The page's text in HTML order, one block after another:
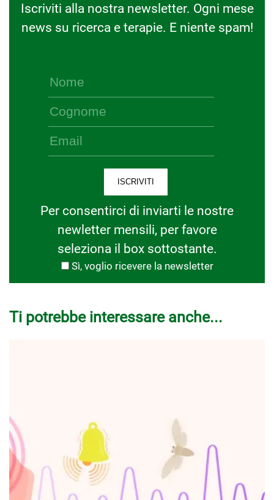
Iscriviti alla nostra newsletter. Ogni mese
news su ricerca e terapie. E niente spam!
Per consentirci di inviarti le nostre
newletter mensili, per favore
seleziona il box sottostante.
Sì, voglio ricevere la newsletter
Ti potrebbe interessare anche...